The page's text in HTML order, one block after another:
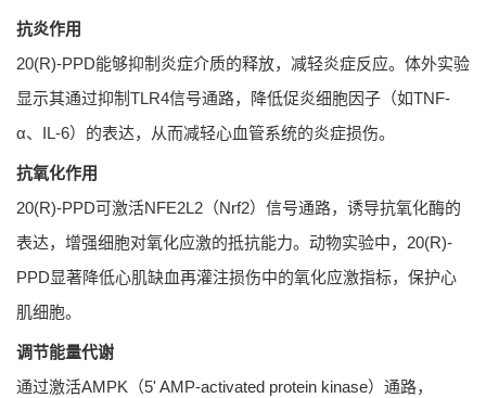
抗炎作用
20(R)-PPD能够抑制炎症介质的释放，减轻炎症反应。体外实验
显示其通过抑制TLR4信号通路，降低促炎细胞因子（如TNF-
α、IL-6）的表达，从而减轻心血管系统的炎症损伤。
抗氧化作用
20(R)-PPD可激活NFE2L2（Nrf2）信号通路，诱导抗氧化酶的
表达，增强细胞对氧化应激的抵抗能力。动物实验中，20(R)-
PPD显著降低心肌缺血再灌注损伤中的氧化应激指标，保护心
肌细胞。
调节能量代谢
通过激活AMPK（5' AMP-activated protein kinase）通路，